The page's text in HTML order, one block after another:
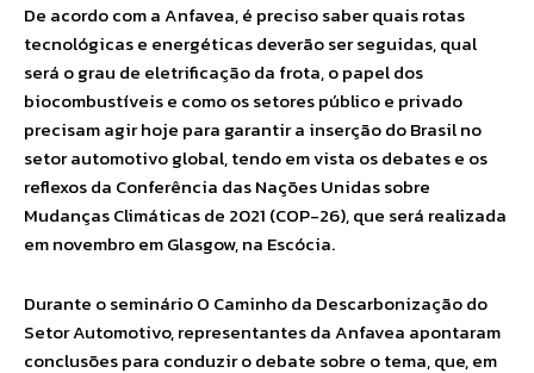
De acordo com a Anfavea, é preciso saber quais rotas
tecnológicas e energéticas deverão ser seguidas, qual
será o grau de eletrificação da frota, o papel dos
biocombustíveis e como os setores público e privado
precisam agir hoje para garantir a inserção do Brasil no
setor automotivo global, tendo em vista os debates e os
reflexos da Conferência das Nações Unidas sobre
Mudanças Climáticas de 2021 (COP-26), que será realizada
em novembro em Glasgow, na Escócia.
Durante o seminário O Caminho da Descarbonização do
Setor Automotivo, representantes da Anfavea apontaram
conclusões para conduzir o debate sobre o tema, que, em